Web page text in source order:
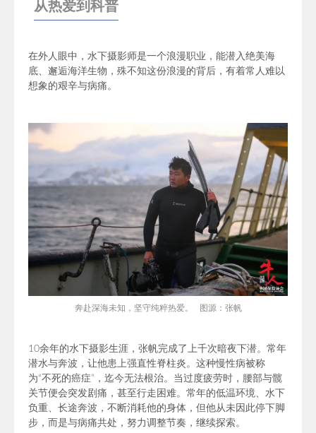
从热爱到科普
在外人眼中，水下摄影师是一个浪漫职业，能潜入绝美海
底、邂逅海洋生物，殊不知这份浪漫的背后，有着常人难以
想象的艰辛与病痛。
奔赴深海未知，坚守纯粹热爱。 图源：张帆
10余年的水下摄影生涯，张帆完成了上千次暗夜下潜。 常年
潜水与奔波，让他患上强直性脊柱炎。这种慢性病被称
为“不死的癌症”，迄今无法根治。当过度疲劳时，腰部与髋
关节便会突发剧痛，甚至行走困难。常年的低温环境、水下
负重、长途奔波，不断消耗他的身体，但他从未因此停下脚
步，而是与病痛共处，努力调整节奏，继续探索。